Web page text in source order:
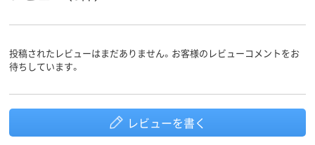
投稿されたレビューはまだありません。お客様のレビューコメントをお
待ちしています。
レビューを書く